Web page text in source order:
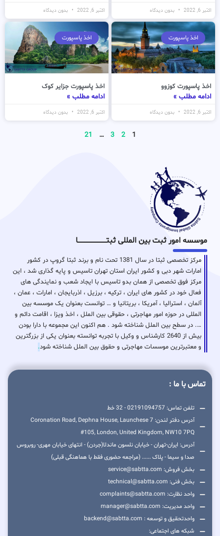
اکتبر 6, 2022 بدون دیدگاه اکتبر 6, 2022 بدون دیدگاه
اخذ پاسپورت
اخذ پاسپورت کوزوو
ادامه مطلب »
اکتبر 6, 2022 بدون دیدگاه
اخذ پاسپورت
اخذ پاسپورت جزایر کوک
ادامه مطلب »
اکتبر 6, 2022 بدون دیدگاه
1
2
3
…
21
موسسه امور ثبت بین المللی ثبتـــــــــــــــــــــــــــــا
مرکز تخصصی ثبتا در سال 1381 تحت نام و برند ثبتا گروپ در کشور
امارات شهر دبی و کشور ایران استان تهران تاسیس و پایه گذاری شد ، این
مرکز فوق تخصصی از همان بدو تاسیس با ایجاد شعب و نمایندگی های
فعال خود در کشور های ایران ، ترکیه ، برزیل ، اذربایجان ، امارات ، عمان ،
آلمان ، استرالیا ، آمریکا ، بریتانیا و … توانست بعنوان یک موسسه بین
المللی در حوزه امور مهاجرتی ، حقوقی بین الملل ، اخذ ویزا ، اقامت دائم و
…. در سطح بین الملل شناخته شود . هم اکنون این مجموعه با دارا بودن
بیش از 2640 کارشناس و وکیل با تجربه توانسته بعنوان یکی از بزرگترین
و معتبرترین موسسات مهاجرتی و حقوق بین الملل شناخته شود.
تماس با ما :
تلفن تماس: 02191094757 - 32 خط
آدرس دفتر لندن: 7 Coronation Road, Dephna House, Launchese
#105, London, United Kingdom, NW10 7PQ
آدرس: ایران-تهران - خیابان نلسون ماندلا(جردن) - انتهای خیابان مهری- روبروس
صدا و سیما - پلاک ...... (مراجعه حضوری فقط با هماهنگی قبلی)
بخش فروش: service@sabtta.com
بخش فنی: technical@sabtta.com
واحد نظارت: complaints@sabtta.com
واحد مدیریت: manager@sabtta.com
واحدتحقیق و توسعه : backend@sabtta.com
شبکه های اجتماعی: